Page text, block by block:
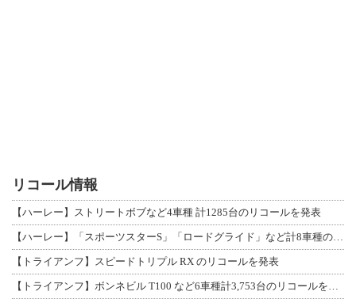
リコール情報
【ハーレー】ストリートボブなど4車種 計1285台のリコールを発表
【トライアンフ】スピードトリプル RX のリコールを発表